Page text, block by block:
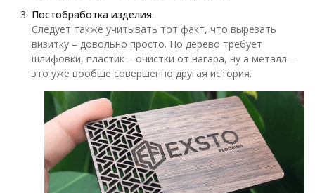
Постобработка изделия.
Следует также учитывать тот факт, что вырезать
визитку – довольно просто. Но дерево требует
шлифовки, пластик – очистки от нагара, ну а металл –
это уже вообще совершенно другая история.